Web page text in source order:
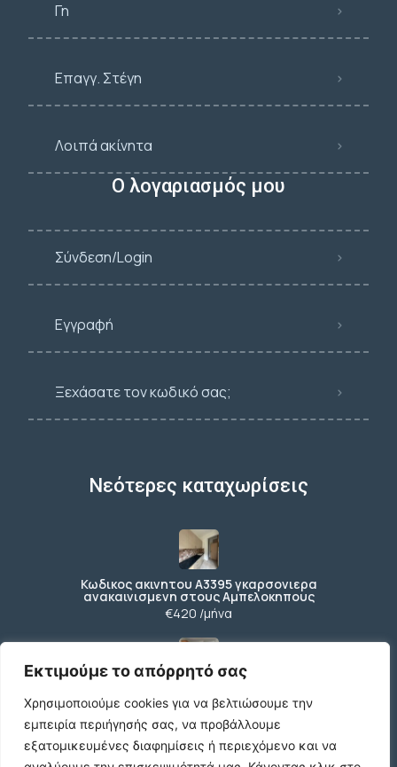
Εκτιμούμε το απόρρητό σας
Χρησιμοποιούμε cookies για να βελτιώσουμε την
εμπειρία περιήγησής σας, να προβάλλουμε
εξατομικευμένες διαφημίσεις ή περιεχόμενο και να
Γη
Επαγγ. Στέγη
Λοιπά ακίνητα
Ο λογαριασμός μου
Σύνδεση/Login
Εγγραφή
Ξεχάσατε τον κωδικό σας;
Νεότερες καταχωρίσεις
Κωδικος ακινητου Α3395 γκαρσονιερα
ανακαινισμενη στους Αμπελοκηπους
€420 /μήνα
Αμπελοκηπους
€550 /μήνα